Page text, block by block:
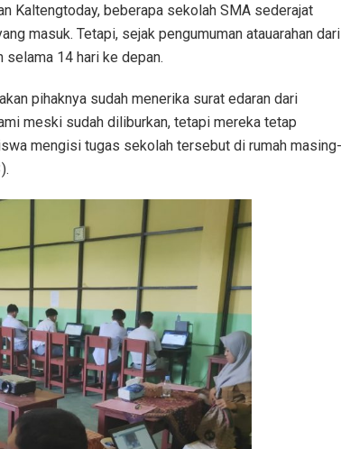
Kaltengtoday, beberapa sekolah SMA sederajat
masuk. Tetapi, sejak pengumuman atauarahan dari
14 hari ke depan.
pihaknya sudah menerika surat edaran dari
meski sudah diliburkan, tetapi mereka tetap
mengisi tugas sekolah tersebut di rumah masing-